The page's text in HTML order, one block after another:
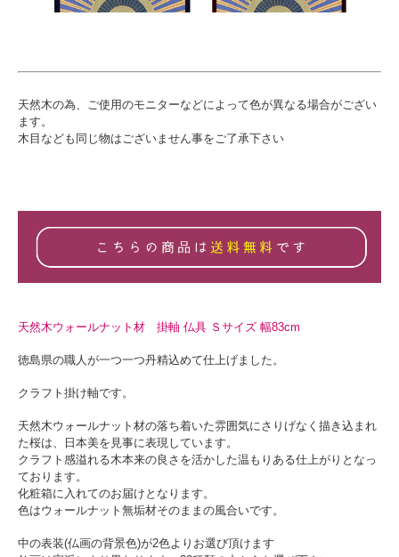
天然木の為、ご使用のモニターなどによって色が異なる場合がござい
ます。
木目なども同じ物はございません事をご了承下さい
天然木ウォールナット材 掛軸 仏具 Ｓサイズ 幅83cm
徳島県の職人が一つ一つ丹精込めて仕上げました。
クラフト掛け軸です。
天然木ウォールナット材の落ち着いた雰囲気にさりげなく描き込まれ
た桜は、日本美を見事に表現しています。
クラフト感溢れる木本来の良さを活かした温もりある仕上がりとなっ
ております。
化粧箱に入れてのお届けとなります。
色はウォールナット無垢材そのままの風合いです。
中の表装(仏画の背景色)が2色よりお選び頂けます